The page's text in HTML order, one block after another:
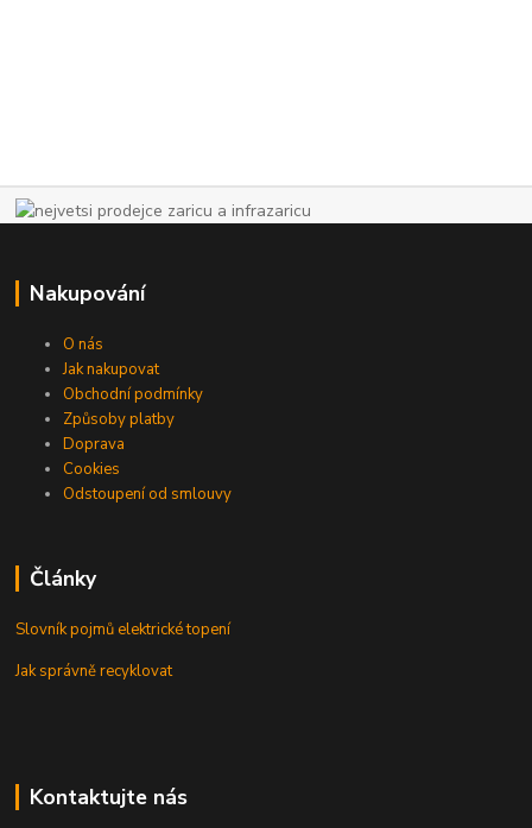
Nakupování
O nás
Jak nakupovat
Obchodní podmínky
Způsoby platby
Doprava
Cookies
Odstoupení od smlouvy
Články
Slovník pojmů elektrické topení
Jak správně recyklovat
Kontaktujte nás